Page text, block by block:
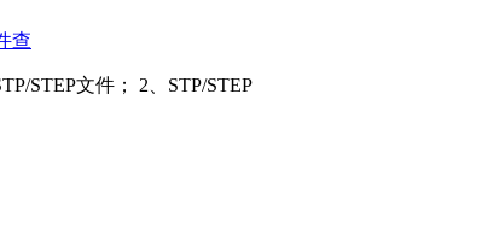
查
STEP文件； 2、STP/STEP